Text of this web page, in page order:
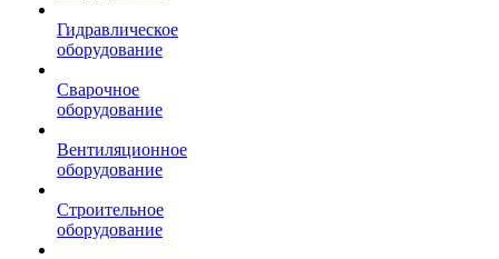
Гидравлическое
оборудование
Сварочное
оборудование
Вентиляционное
оборудование
Строительное
оборудование